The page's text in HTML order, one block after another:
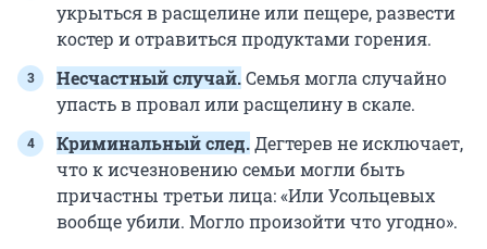
укрыться в расщелине или пещере, развести
костер и отравиться продуктами горения.
Несчастный случай.Семья могла случайно
упасть в провал или расщелину в скале.
Криминальный след.Дегтерев не исключает,
что к исчезновению семьи могли быть
причастны третьи лица: «Или Усольцевых
вообще убили. Могло произойти что угодно».